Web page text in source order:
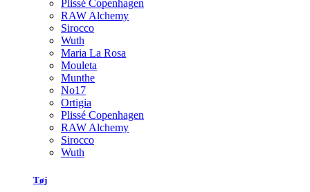
Plissé Copenhagen
RAW Alchemy
Sirocco
Wuth
Maria La Rosa
Mouleta
Munthe
No17
Ortigia
Plissé Copenhagen
RAW Alchemy
Sirocco
Wuth
Tøj